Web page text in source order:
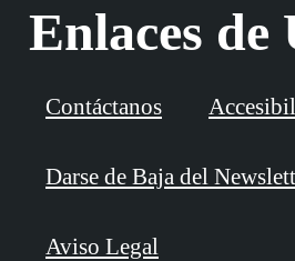
Enlaces
Contáctanos
Darse de Baja del
Aviso Legal